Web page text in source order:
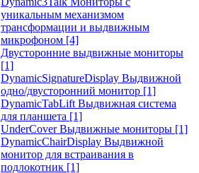
уникальным механизмом
трансформации и выдвижным
микрофоном [4]
Двусторонние выдвижные мониторы
[1]
DynamicSignatureDisplay Выдвижной
одно/двусторонний монитор [1]
DynamicTabLift Выдвижная система
для планшета [1]
UnderCover Выдвижные мониторы [1]
DynamicChairDisplay Выдвижной
монитор для встраивания в
подлокотник [1]